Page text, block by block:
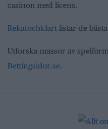
casinon med licens.
Rekatochklart listar de
Utforska massor av
Bettingsidor.se.